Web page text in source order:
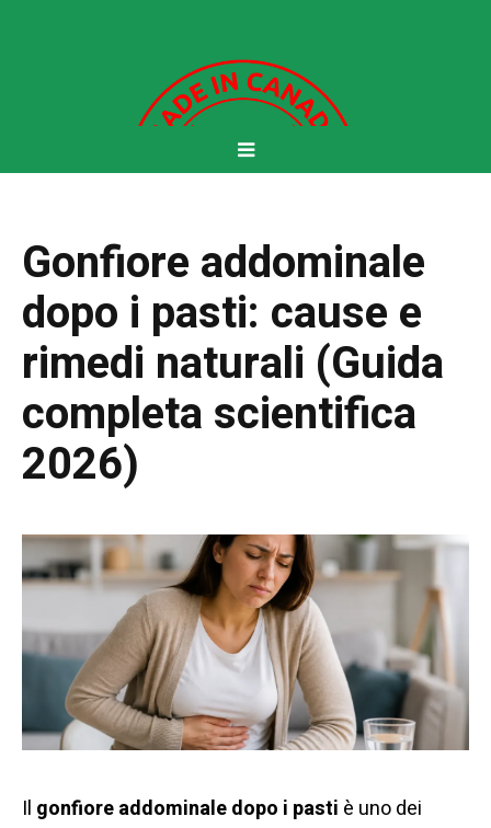
Gonfiore addominale
dopo i pasti: cause e
rimedi naturali (Guida
completa scientifica
2026)
Il gonfiore addominale dopo i pasti è uno dei